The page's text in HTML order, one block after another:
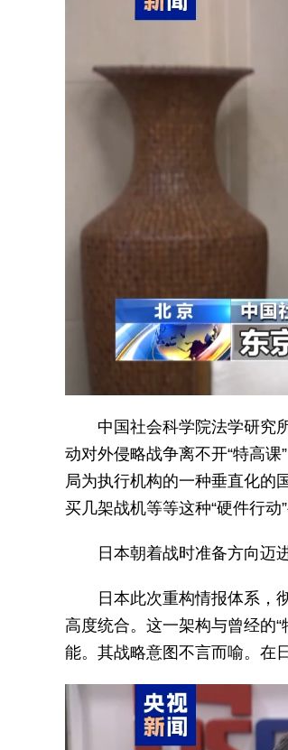
中国社会科学院法学研究
动对外侵略战争离不开“特高
局为执行机构的一种垂直化的
买几架战机等等这种“硬件行动”
日本朝着战时准备方向迈
日本此次重构情报体系，
高度统合。这一架构与曾经的
能。其战略意图不言而喻。在